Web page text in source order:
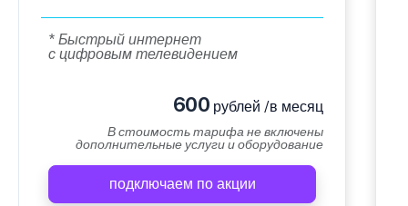
* Быстрый интернет
с цифровым телевидением
600 рублей /в месяц
В стоимость тарифа не включены
дополнительные услуги и оборудование
подключаем по акции